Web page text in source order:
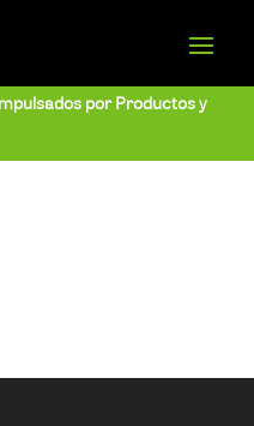
por Productos y